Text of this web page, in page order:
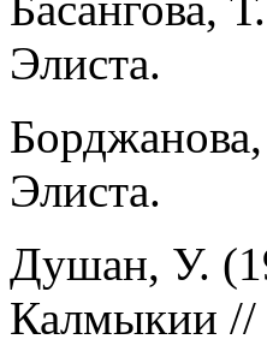
Элиста.
Элиста.
Душан, У.
Калмыкии //